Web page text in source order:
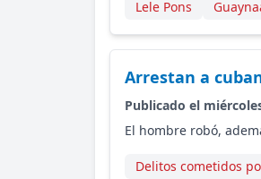
Lele Pons
Arrestan a
Publicado el
El hombre robó,
Delitos cometidos